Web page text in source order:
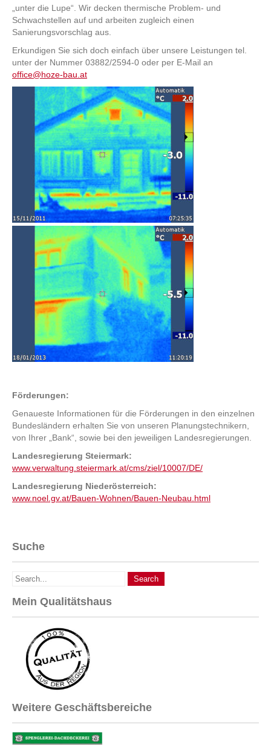
„unter die Lupe“. Wir decken thermische Problem- und
Schwachstellen auf und arbeiten zugleich einen
Sanierungsvorschlag aus.
Erkundigen Sie sich doch einfach über unsere Leistungen tel.
unter der Nummer 03882/2594-0 oder per E-Mail an
office@hoze-bau.at
Förderungen:
Genaueste Informationen für die Förderungen in den einzelnen
Bundesländern erhalten Sie von unseren Planungstechnikern,
von Ihrer „Bank“, sowie bei den jeweiligen Landesregierungen.
Landesregierung Steiermark:
www.verwaltung.steiermark.at/cms/ziel/10007/DE/
Landesregierung Niederösterreich:
www.noel.gv.at/Bauen-Wohnen/Bauen-Neubau.html
Suche
Mein Qualitätshaus
Weitere Geschäftsbereiche